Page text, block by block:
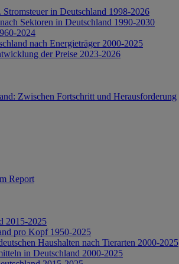
in Deutschland 1998-2026
Sektoren in Deutschland 1990-2030
2024
nach Energieträger 2000-2025
der Preise 2023-2026
Zwischen Fortschritt und Herausforderung
Report
2015-2025
pro Kopf 1950-2025
Haushalten nach Tierarten 2000-2025
in Deutschland 2000-2025